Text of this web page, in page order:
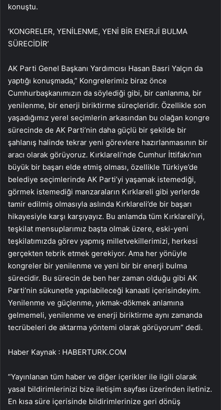
konuştu.
‘KONGRELER, YENİLENME, YENİ BİR ENERJİ BULMA
SÜRECİDİR’
AK Parti Genel Başkanı Yardımcısı Hasan Basri Yalçın da
yaptığı konuşmada,” Kongrelerimiz biraz önce
Cumhurbaşkanımızın da söylediği gibi, bir canlanma, bir
yenilenme, bir enerji biriktirme süreçleridir. Özellikle son
yaşadığımız yerel seçimlerin arkasından bu olağan kongre
sürecinde de AK Parti’nin daha güçlü bir şekilde bir
şahlanış halinde tekrar yeni görevlere hazırlanmasının bir
aracı olarak görüyoruz. Kırklareli’nde Cumhur İttifakı’nın
büyük bir başarı elde etmiş olması, özellikle Türkiye’de
belediye seçimlerinde AK Parti’yi yaşamak istemediği,
görmek istemediği manzaraların Kırklareli gibi yerlerde
tamir edilmiş olmasıyla aslında Kırklareli’de bir başarı
hikayesiyle karşı karşıyayız. Bu anlamda tüm Kırklareli’yi,
teşkilat mensuplarımız başta olmak üzere, eski-yeni
teşkilatımızda görev yapmış milletvekillerimizi, herkesi
gerçekten tebrik etmek gerekiyor. Ama her yönüyle
kongreler bir yenilenme ve yeni bir bir enerji bulma
sürecidir. Bu sürecin de ben her zaman olduğu gibi AK
Parti’nin sükunetle yapılabileceği kanaati içerisindeyim.
Yenilenme ve güçlenme, yıkmak-dökmek anlamına
gelmemeli, yenilenme ve enerji biriktirme aynı zamanda
tecrübeleri de aktarma yöntemi olarak görüyorum” dedi.
Haber Kaynak : HABERTURK.COM
“Yayınlanan tüm haber ve diğer içerikler ile ilgili olarak
yasal bildirimlerinizi bize iletişim sayfası üzerinden iletiniz.
En kısa süre içerisinde bildirimlerinize geri dönüş